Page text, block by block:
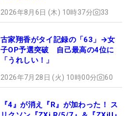
2026年8月6日 (木) 10時37分 33
古家翔香がタイ記録の「63」→女
子OP予選突破 自己最高の4位に
「うれしい！」
2026年7月28日 (火) 10時00分 60
『4』が消え『R』が加わった！ ス